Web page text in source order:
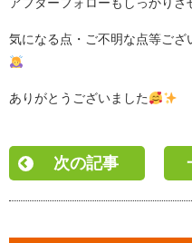
気になる点・ご不明な点等ご
ありがとうございました
次の記事